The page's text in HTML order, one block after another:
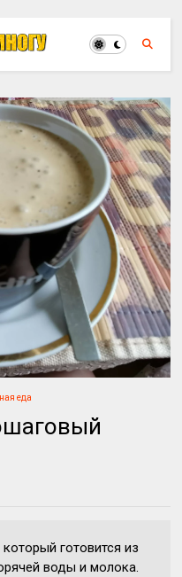
еда
готовится из
воды и молока.